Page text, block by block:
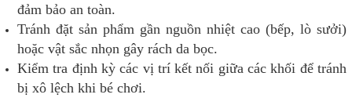
đảm bảo an toàn.
Tránh đặt sản phẩm gần nguồn nhiệt cao (bếp, lò sưởi)
hoặc vật sắc nhọn gây rách da bọc.
Kiểm tra định kỳ các vị trí kết nối giữa các khối để tránh
bị xô lệch khi bé chơi.